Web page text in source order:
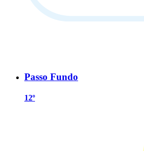
Passo Fundo
12º